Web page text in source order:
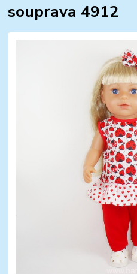
souprava 4912